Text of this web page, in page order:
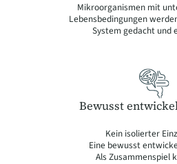
Mikroorganismen mit
Lebensbedingungen
System gedacht und
Bewusst
Kein isolierter
Eine bewusst
Als Zusammenspiel